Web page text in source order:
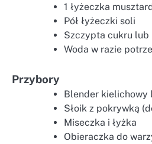
1 łyżeczka
Pół łyżeczki soli
Szczypta cukru lub
Woda w razie
Przybory
Blender kielichowy
Słoik z pokrywką
Miseczka i łyżka
Obieraczka do